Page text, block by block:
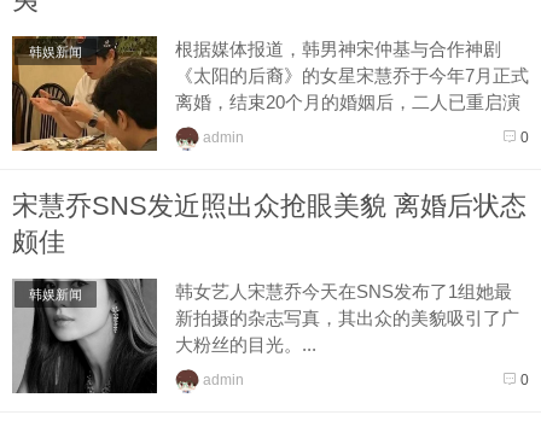
韩娱新闻
根据媒体报道，韩男神宋仲基与合作神剧
《太阳的后裔》的女星宋慧乔于今年7月正式
离婚，结束20个月的婚姻后，二人已重启演
艺活动。
早前忙与女星金泰璃合拍新片《胜利号》的
0
admin
宋慧乔SNS发近照出众抢眼美貌 离婚后状态
颇佳
韩娱新闻
韩女艺人宋慧乔今天在SNS发布了1组她最
新拍摄的杂志写真，其出众的美貌吸引了广
大粉丝的目光。...
0
admin